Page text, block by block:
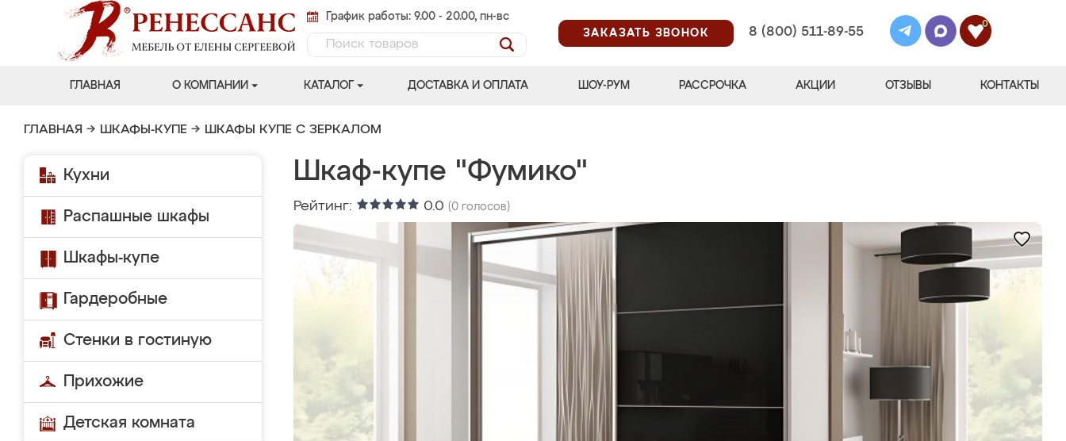
График работы: 9.00 - 20.00, пн-вс
ЗАКАЗАТЬ ЗВОНОК
8 (800) 511-89-55
0
ГЛАВНАЯ О КОМПАНИИ КАТАЛОГ ДОСТАВКА И ОПЛАТА ШОУ-РУМ РАССРОЧКА АКЦИИ ОТЗЫВЫ КОНТАКТЫ
ГЛАВНАЯ → ШКАФЫ-КУПЕ → ШКАФЫ КУПЕ С ЗЕРКАЛОМ
Кухни
Распашные шкафы
Шкафы-купе
Гардеробные
Стенки в гостиную
Прихожие
Детская комната
Шкаф-купе "Фумико"
Рейтинг: 0.0 (0 голосов)